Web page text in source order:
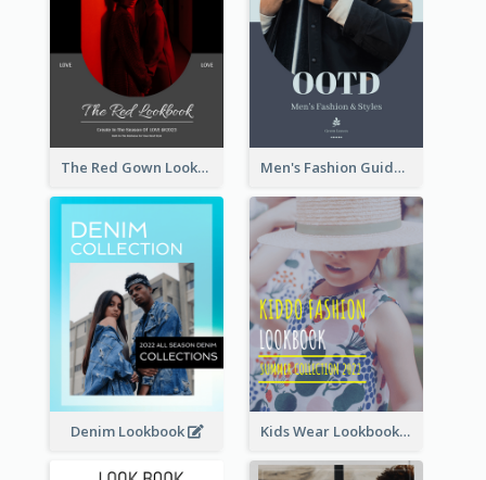
The Red Gown Lookbook Men's Fashion Guide Lookbook
Denim Lookbook Kids Wear Lookbook